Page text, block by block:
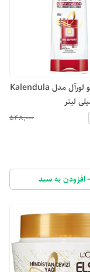
نرم کننده مو لورآل مدل Kalendula
۵۴۸٬۰۰۰
افزودن به سبد